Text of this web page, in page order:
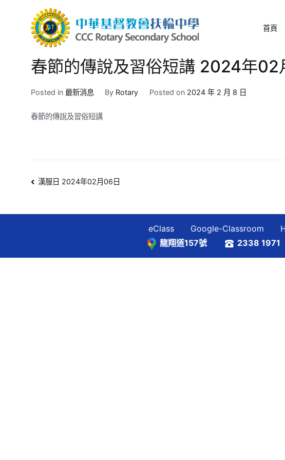
中華基督教會扶
CCC Rotary
首頁
春節的傳說及習俗短講 2024年02
Posted in 最新消息 By Rotary Posted on 2024 年 2 月 8 日
春節的傳說及習俗短講
文漢服日 2024年02月06日
eClass Google-Classroom
龍翔道157號
2338